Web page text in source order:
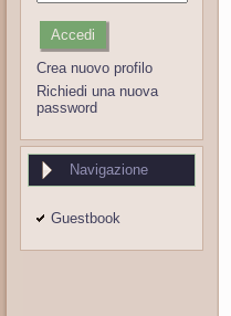
Crea nuovo profilo
Richiedi una nuova
password
Navigazione
Guestbook